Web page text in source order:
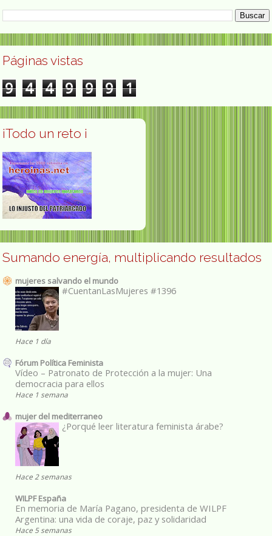
Páginas vistas
9 4 4 9 9 9 1
¡Todo un reto ¡
Sumando energía, multiplicando resultados
mujeres salvando el mundo
#CuentanLasMujeres #1396
Hace 1 día
Fórum Política Feminista
Vídeo – Patronato de Protección a la mujer: Una
democracia para ellos
Hace 1 semana
mujer del mediterraneo
¿Porqué leer literatura feminista árabe?
Hace 2 semanas
WILPF España
En memoria de María Pagano, presidenta de WILPF
Argentina: una vida de coraje, paz y solidaridad
Hace 5 semanas